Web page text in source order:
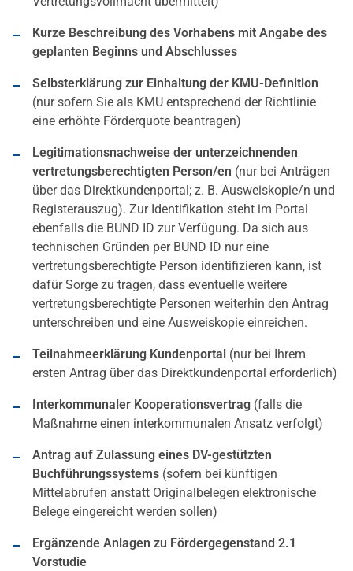
Kurze Beschreibung des Vorhabens mit Angabe des
geplanten Beginns und Abschlusses
Selbsterklärung zur Einhaltung der KMU-Definition
(nur sofern Sie als KMU entsprechend der Richtlinie
eine erhöhte Förderquote beantragen)
Legitimationsnachweise der unterzeichnenden
vertretungsberechtigten Person/en (nur bei Anträgen
über das Direktkundenportal; z. B. Ausweiskopie/n und
Registerauszug). Zur Identifikation steht im Portal
ebenfalls die BUND ID zur Verfügung. Da sich aus
technischen Gründen per BUND ID nur eine
vertretungsberechtigte Person identifizieren kann, ist
dafür Sorge zu tragen, dass eventuelle weitere
vertretungsberechtigte Personen weiterhin den Antrag
unterschreiben und eine Ausweiskopie einreichen.
Teilnahmeerklärung Kundenportal (nur bei Ihrem
ersten Antrag über das Direktkundenportal erforderlich)
Interkommunaler Kooperationsvertrag (falls die
Maßnahme einen interkommunalen Ansatz verfolgt)
Antrag auf Zulassung eines DV-gestützten
Buchführungssystems (sofern bei künftigen
Mittelabrufen anstatt Originalbelegen elektronische
Belege eingereicht werden sollen)
Ergänzende Anlagen zu Fördergegenstand 2.1
Vorstudie